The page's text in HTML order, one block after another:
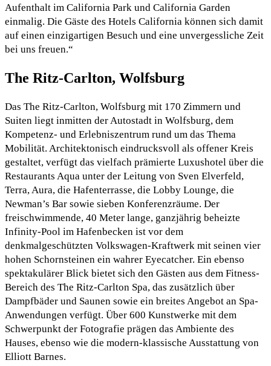
Aufenthalt im California Park und California Garden
einmalig. Die Gäste des Hotels California können sich damit
auf einen einzigartigen Besuch und eine unvergessliche Zeit
bei uns freuen.“
The Ritz-Carlton, Wolfsburg
Das The Ritz-Carlton, Wolfsburg mit 170 Zimmern und
Suiten liegt inmitten der Autostadt in Wolfsburg, dem
Kompetenz- und Erlebniszentrum rund um das Thema
Mobilität. Architektonisch eindrucksvoll als offener Kreis
gestaltet, verfügt das vielfach prämierte Luxushotel über die
Restaurants Aqua unter der Leitung von Sven Elverfeld,
Terra, Aura, die Hafenterrasse, die Lobby Lounge, die
Newman’s Bar sowie sieben Konferenzräume. Der
freischwimmende, 40 Meter lange, ganzjährig beheizte
Infinity-Pool im Hafenbecken ist vor dem
denkmalgeschützten Volkswagen-Kraftwerk mit seinen vier
hohen Schornsteinen ein wahrer Eyecatcher. Ein ebenso
spektakulärer Blick bietet sich den Gästen aus dem Fitness-
Bereich des The Ritz-Carlton Spa, das zusätzlich über
Dampfbäder und Saunen sowie ein breites Angebot an Spa-
Anwendungen verfügt. Über 600 Kunstwerke mit dem
Schwerpunkt der Fotografie prägen das Ambiente des
Hauses, ebenso wie die modern-klassische Ausstattung von
Elliott Barnes.